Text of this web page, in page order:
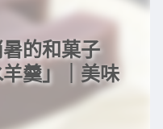
的和菓子
羊羹」｜美味